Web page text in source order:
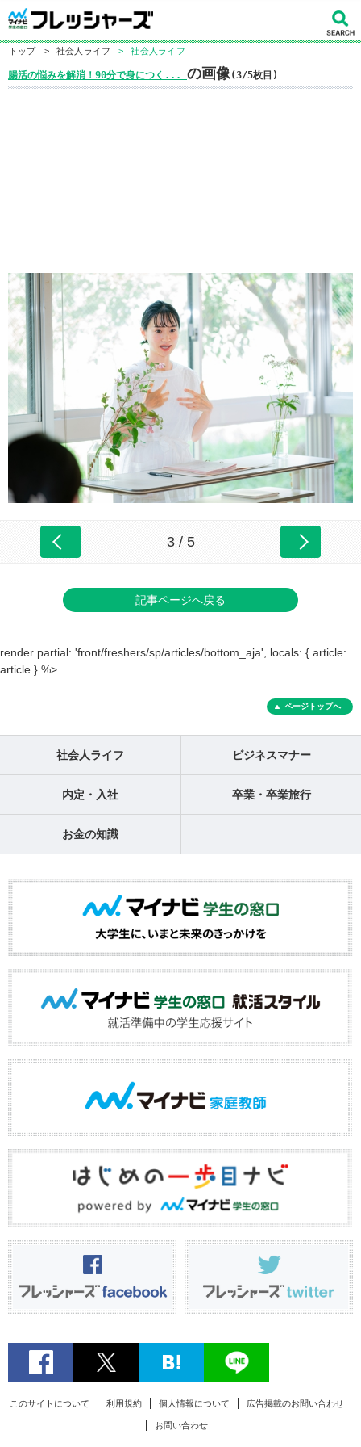
トップ > 社会人ライフ > 社会人ライフ
腸活の悩みを解消！90分で身につく... の画像(3/5枚目)
3 / 5
記事ページへ戻る
render partial: 'front/freshers/sp/articles/bottom_aja', locals: { article:
article } %>
ページトップへ
社会人ライフ ビジネスマナー
内定・入社 卒業・卒業旅行
お金の知識
このサイトについて 利用規約 個人情報について 広告掲載のお問い合わせ
お問い合わせ